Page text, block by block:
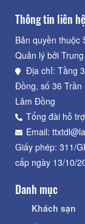
Thông tin liên hệ
Bản quyền thuộc
Quản lý bởi
Địa chỉ: Tầng
Đồng, số 36
Lâm Đồng
Tổng đài hỗ
Email:
Giấy phép: 311/
cấp ngày 13/10/
Danh mục
Khách sạn